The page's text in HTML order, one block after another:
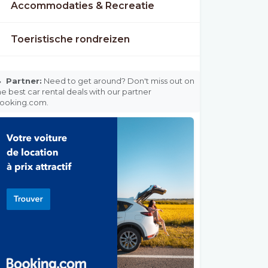
Accommodaties & Recreatie
Toeristische rondreizen
Partner: Need to get around? Don't miss out on
best car rental deals with our partner